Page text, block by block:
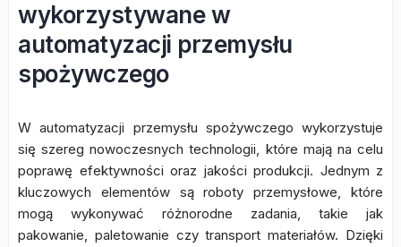
wykorzystywane w
automatyzacji przemysłu
spożywczego
W automatyzacji przemysłu spożywczego wykorzystuje
się szereg nowoczesnych technologii, które mają na celu
poprawę efektywności oraz jakości produkcji. Jednym z
kluczowych elementów są roboty przemysłowe, które
mogą wykonywać różnorodne zadania, takie jak
pakowanie, paletowanie czy transport materiałów. Dzięki